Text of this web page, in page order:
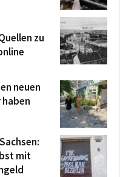
zu
neuen
mit